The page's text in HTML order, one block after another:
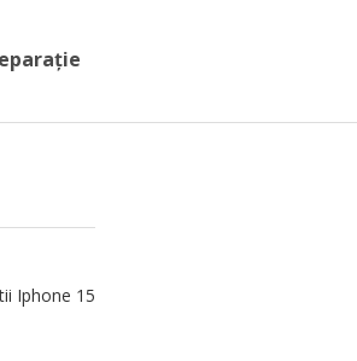
Iphone 15